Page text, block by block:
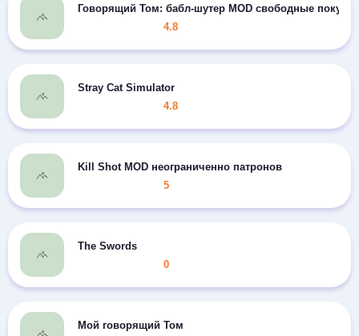
Говорящий Том: бабл-шутер MOD свободные покупки
4.8
Stray Cat Simulator
4.8
Kill Shot MOD неограниченно патронов
5
The Swords
0
Мой говорящий Том